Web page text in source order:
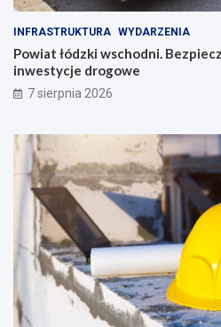
INFRASTRUKTURA WYDARZENIA
Powiat łódzki wschodni.
inwestycje drogowe
7 sierpnia 2026